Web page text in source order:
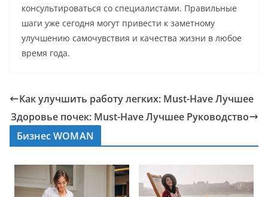
консультироваться со специалистами. Правильные
шаги уже сегодня могут привести к заметному
улучшению самочувствия и качества жизни в любое
время года.
Как улучшить работу легких: Must-Have Лучшее
Здоровье почек: Must-Have Лучшее Руководство
Бизнес WOMAN